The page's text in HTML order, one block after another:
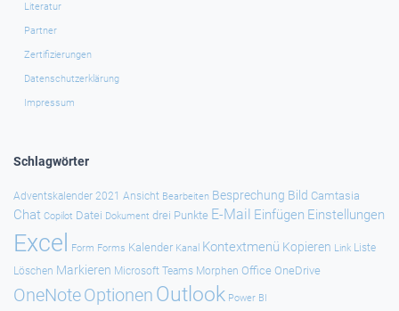
Literatur
Partner
Zertifizierungen
Datenschutzerklärung
Impressum
Schlagwörter
Adventskalender 2021 Ansicht Bearbeiten Besprechung Bild Camtasia
Chat Copilot Datei Dokument drei Punkte E-Mail Einfügen Einstellungen
Excel Form Forms Kalender Kanal Kontextmenü Kopieren Link Liste
Löschen Markieren Microsoft Teams Morphen Office OneDrive
OneNoteOptionen Outlook Power BI